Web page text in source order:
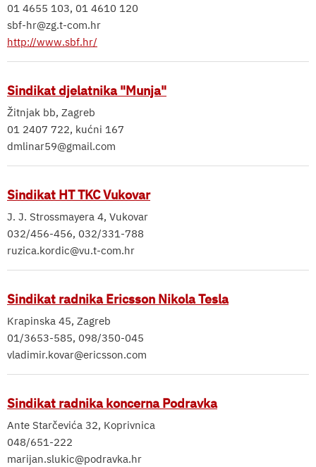
01 4655 103, 01 4610 120
sbf-hr@zg.t-com.hr
http://www.sbf.hr/
Sindikat djelatnika "Munja"
Žitnjak bb, Zagreb
01 2407 722, kućni 167
dmlinar59@gmail.com
Sindikat HT TKC Vukovar
J. J. Strossmayera 4, Vukovar
032/456-456, 032/331-788
ruzica.kordic@vu.t-com.hr
Sindikat radnika Ericsson Nikola Tesla
Krapinska 45, Zagreb
01/3653-585, 098/350-045
vladimir.kovar@ericsson.com
Sindikat radnika koncerna Podravka
Ante Starčevića 32, Koprivnica
048/651-222
marijan.slukic@podravka.hr